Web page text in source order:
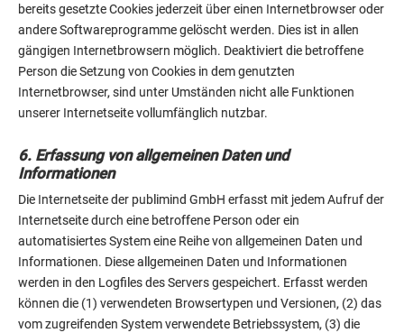
bereits gesetzte Cookies jederzeit über einen Internetbrowser oder
andere Softwareprogramme gelöscht werden. Dies ist in allen
gängigen Internetbrowsern möglich. Deaktiviert die betroffene
Person die Setzung von Cookies in dem genutzten
Internetbrowser, sind unter Umständen nicht alle Funktionen
unserer Internetseite vollumfänglich nutzbar.
6. Erfassung von allgemeinen Daten und
Informationen
Die Internetseite der publimind GmbH erfasst mit jedem Aufruf der
Internetseite durch eine betroffene Person oder ein
automatisiertes System eine Reihe von allgemeinen Daten und
Informationen. Diese allgemeinen Daten und Informationen
werden in den Logfiles des Servers gespeichert. Erfasst werden
können die (1) verwendeten Browsertypen und Versionen, (2) das
vom zugreifenden System verwendete Betriebssystem, (3) die